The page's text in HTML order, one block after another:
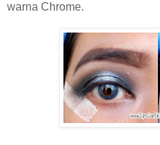
warna Chrome.